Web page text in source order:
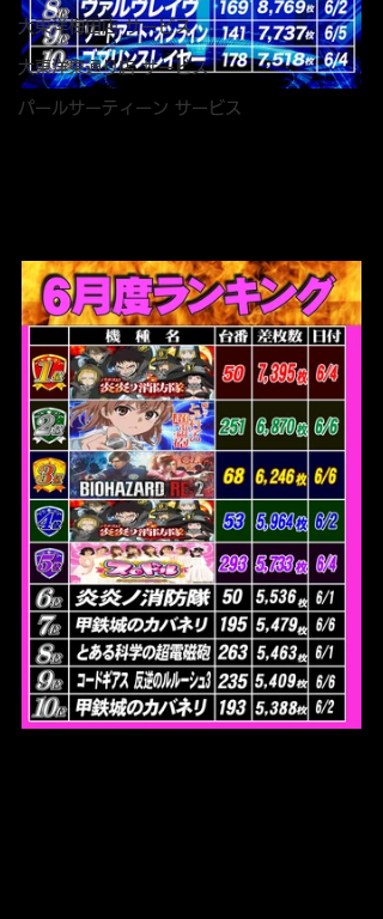
大東洋梅田店 サービス
大東洋東通り店 サービス
パールサーティーン サービス